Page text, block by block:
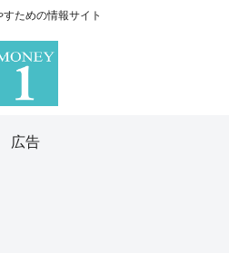
すための情報サイト
広告